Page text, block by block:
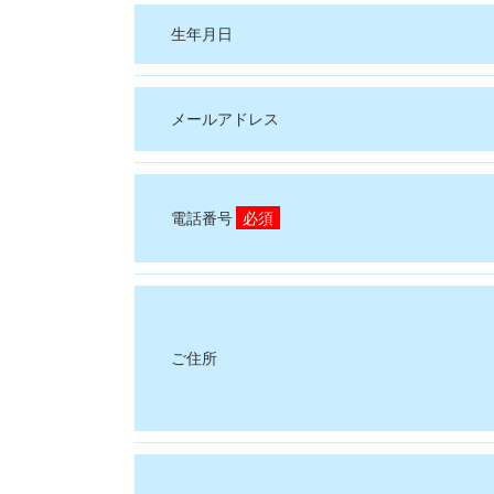
生年月日
メールアドレス
電話番号 必須
ご住所